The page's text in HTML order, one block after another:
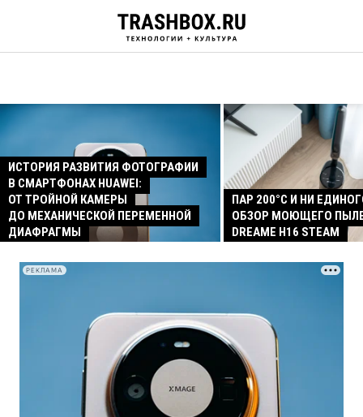
ИСТОРИЯ РАЗВИТИЯ ФОТОГРАФИИ
В СМАРТФОНАХ HUAWEI:
ОТ ТРОЙНОЙ КАМЕРЫ
ДО МЕХАНИЧЕСКОЙ ПЕРЕМЕННОЙ
ДИАФРАГМЫ
ПАР 200°C И НИ
ОБЗОР МОЮЩЕГО
DREAME H16 STEAM
РЕКЛАМА